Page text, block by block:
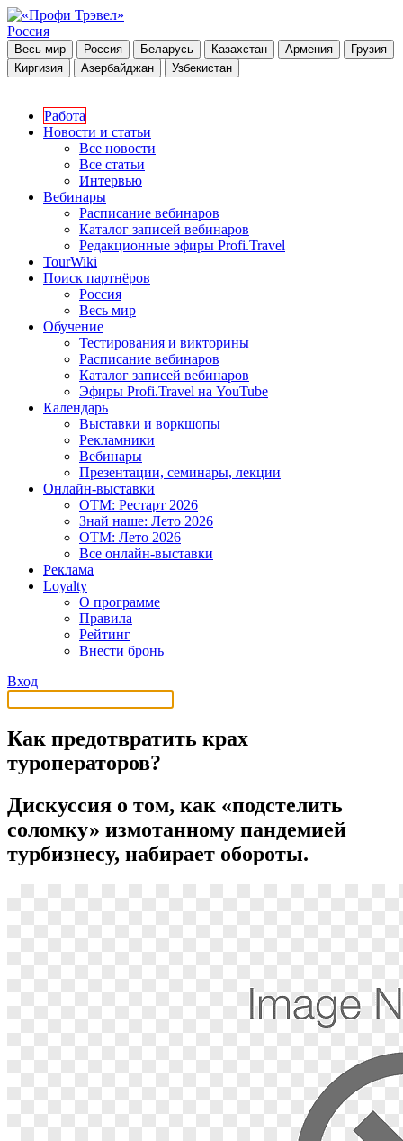
Россия
Весь мир Россия Беларусь Казахстан Армения
Грузия
Киргизия
Азербайджан Узбекистан
Работа
Новости и статьи
Все новости
Все статьи
Интервью
Вебинары
Расписание вебинаров
Каталог записей вебинаров
Редакционные эфиры Profi.Travel
TourWiki
Поиск партнёров
Россия
Весь мир
Обучение
Тестирования и викторины
Расписание вебинаров
Каталог записей вебинаров
Эфиры Profi.Travel на YouTube
Календарь
Выставки и воркшопы
Рекламники
Вебинары
Презентации, семинары, лекции
Онлайн-выставки
OTM: Рестарт 2026
Знай наше: Лето 2026
OTM: Лето 2026
Все онлайн-выставки
Реклама
Loyalty
О программе
Правила
Рейтинг
Внести бронь
Вход
Как предотвратить крах
туроператоров?
Дискуссия о том, как «подстелить
соломку» измотанному пандемией
турбизнесу, набирает обороты.